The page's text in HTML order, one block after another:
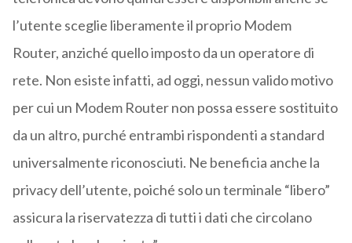
l’utente sceglie liberamente il proprio Modem
Router, anziché quello imposto da un operatore di
rete. Non esiste infatti, ad oggi, nessun valido motivo
per cui un Modem Router non possa essere sostituito
da un altro, purché entrambi rispondenti a standard
universalmente riconosciuti. Ne beneficia anche la
privacy dell’utente, poiché solo un terminale “libero”
assicura la riservatezza di tutti i dati che circolano